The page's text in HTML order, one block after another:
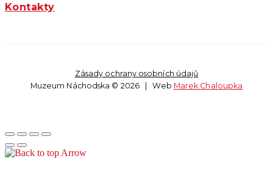
Kontakty
Zásady ochrany osobních údajů
Muzeum Náchodska © 2026 | Web Marek Chaloupka